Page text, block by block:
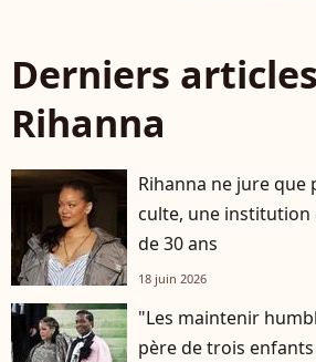
Derniers
Rihanna
Rihanna ne jure
culte, une institution
de 30 ans
18 juin 2026
"Les maintenir
père de trois